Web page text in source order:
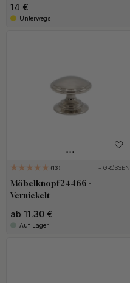
14 €
Unterwegs
13 + GRÖSSEN
Möbelknopf 24466 -
Vernickelt
ab 11.30 €
Auf Lager